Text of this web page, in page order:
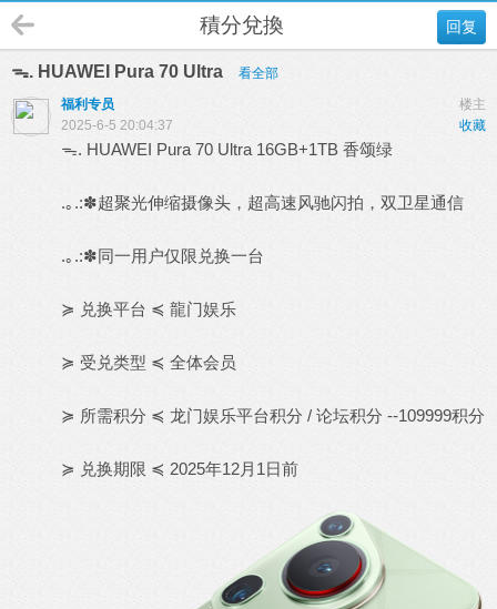
回复
積分兌換
ᯓ. HUAWEI Pura 70 Ultra
看全部
楼主
福利专员
收藏
2025-6-5 20:04:37
ᯓ. HUAWEI Pura 70 Ultra 16GB+1TB 香颂绿
.｡.:✽超聚光伸缩摄像头，超高速风驰闪拍，双卫星通信
.｡.:✽同一用户仅限兑换一台
≽ 兑换平台 ≼ 龍门娱乐
≽ 受兑类型 ≼ 全体会员
≽ 所需积分 ≼ 龙门娱乐平台积分 / 论坛积分 --109999积分
≽ 兑换期限 ≼ 2025年12月1日前